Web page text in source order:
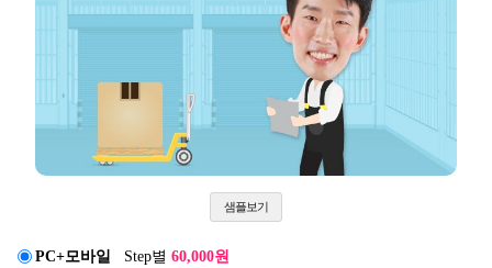
샘플보기
PC+모바일 Step별 60,000원